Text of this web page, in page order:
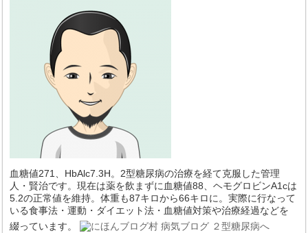
血糖値271、HbAlc7.3H。2型糖尿病の治療を経て克服した管理
人・賢治です。現在は薬を飲まずに血糖値88、ヘモグロビンA1cは
5.2の正常値を維持。体重も87キロから66キロに。実際に行なって
いる食事法・運動・ダイエット法・血糖値対策や治療経過などを
綴っています。